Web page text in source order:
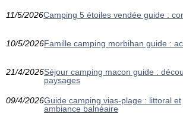
11/5/2026Camping 5 étoiles vendée guide :
10/5/2026Famille camping morbihan guide :
21/4/2026Séjour camping macon guide :
paysages
09/4/2026Guide camping vias-plage : littoral et
ambiance balnéaire